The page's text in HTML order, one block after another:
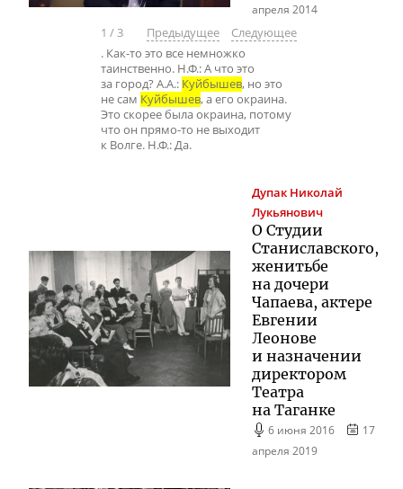
апреля 2014
1 /3 Предыдущее
Следующее
. Как-то это все немножко
таинственно. Н.Ф.: А что это
за город? А.А.: Куйбышев, но это
не сам Куйбышев, а его окраина.
Это скорее была окраина, потому
что он прямо-то не выходит
к Волге. Н.Ф.: Да.
Дупак Николай
Лукьянович
О Студии
Станиславского,
женитьбе
на дочери
Чапаева, актере
Евгении
Леонове
и назначении
директором
Театра
на Таганке
6 июня 2016
17
апреля 2019